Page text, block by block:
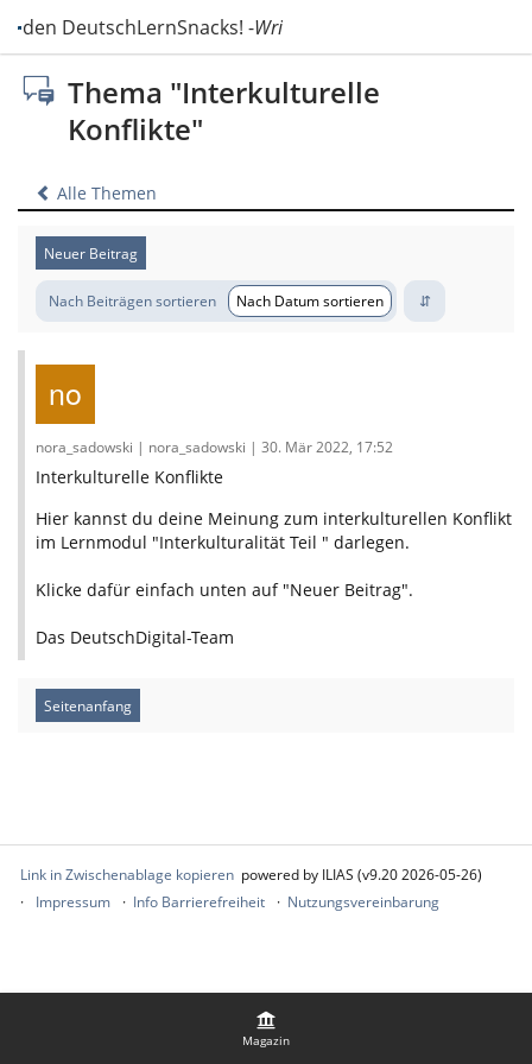
den DeutschLernSnacks! -Write your comments on the
Magazin
Thema "Interkulturelle
Konflikte"
Alle Themen
Neuer Beitrag
Nach Beiträgen sortieren Nach Datum sortieren
nora_sadowski | nora_sadowski | 30. Mär 2022, 17:52
Interkulturelle Konflikte
Hier kannst du deine Meinung zum interkulturellen Konflikt
im Lernmodul "Interkulturalität Teil " darlegen.
Klicke dafür einfach unten auf "Neuer Beitrag".
Das DeutschDigital-Team
Seitenanfang
Link in Zwischenablage kopieren powered by ILIAS (v9.20 2026-05-26)
Impressum
Info Barrierefreiheit Nutzungsvereinbarung